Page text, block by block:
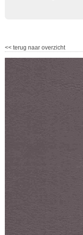
<< terug naar overzicht